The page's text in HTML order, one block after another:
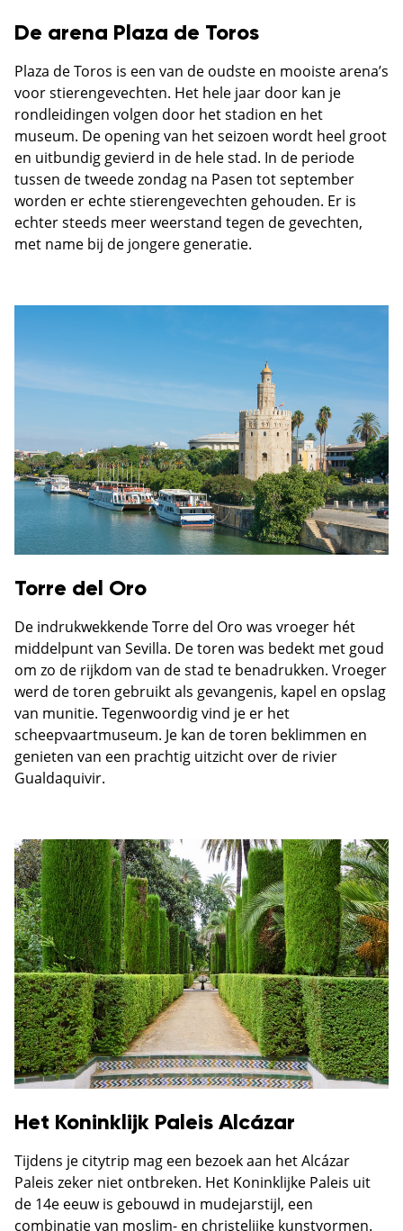
De arena Plaza de Toros
Plaza de Toros is een van de oudste en mooiste arena’s
voor stierengevechten. Het hele jaar door kan je
rondleidingen volgen door het stadion en het
museum. De opening van het seizoen wordt heel groot
en uitbundig gevierd in de hele stad. In de periode
tussen de tweede zondag na Pasen tot september
worden er echte stierengevechten gehouden. Er is
echter steeds meer weerstand tegen de gevechten,
met name bij de jongere generatie.
Torre del Oro
De indrukwekkende Torre del Oro was vroeger hét
middelpunt van Sevilla. De toren was bedekt met goud
om zo de rijkdom van de stad te benadrukken. Vroeger
werd de toren gebruikt als gevangenis, kapel en opslag
van munitie. Tegenwoordig vind je er het
scheepvaartmuseum. Je kan de toren beklimmen en
genieten van een prachtig uitzicht over de rivier
Gualdaquivir.
Het Koninklijk Paleis Alcázar
Tijdens je citytrip mag een bezoek aan het Alcázar
Paleis zeker niet ontbreken. Het Koninklijke Paleis uit
de 14e eeuw is gebouwd in mudejarstijl, een
combinatie van moslim- en christelijke kunstvormen.